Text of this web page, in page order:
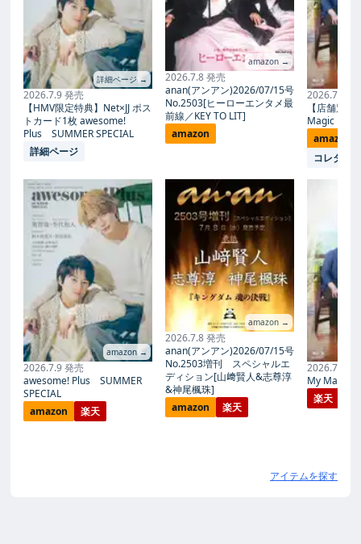
詳細ページ →
2026.7.9 発売
【HMV限定特典】Net×JJ ポス
トカード1枚 awesome!
Plus SUMMER SPECIAL
詳細ページ
amazon →
2026.7.9 発売
awesome! Plus SUMMER
SPECIAL
amazon
楽天
amazon →
2026.7.8 発売
anan(アンアン)2026/07/15号
No.2503[ヒーローエンタメ最
前線／KEY TO LIT]
amazon
amazon →
2026.7.8 発売
anan(アンアン)2026/07/15号
No.2503増刊 スペシャルエ
ディション[山﨑賢人&志尊淳
&神尾楓珠]
amazon
楽天
2026.7.27
【店舗別
Magic
amazon
コレタメ
2026.7.27
My Magic
楽天
アイテムを探す